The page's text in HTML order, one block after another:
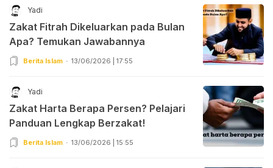
Yadi
Zakat Fitrah Dikeluarkan pada Bulan
Apa? Temukan Jawabannya
Berita Islam 13/06/2026 | 17:55
Yadi
Zakat Harta Berapa Persen? Pelajari
Panduan Lengkap Berzakat!
Berita Islam 13/06/2026 | 15:55